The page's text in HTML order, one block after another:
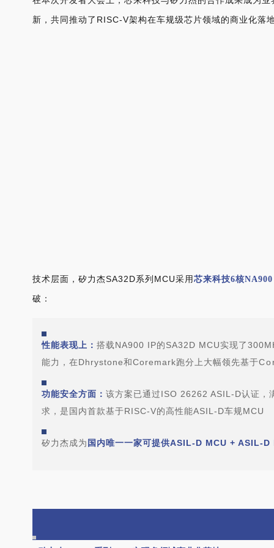
新，共同推动了 RISC-V架构在车规级芯片领域的商业化落
技术层面，矽力杰SA32D系列 MCU采用 芯来科技6核
破 ：
性能表现上： 搭载NA900 IP的SA32D MCU实现了
能力 ，在Dhrystone和Coremark跑分上大幅领先基于
功能安全方面： 该方案已通过ISO 26262 ASIL-D认证，
求 ，是国内首款基于RISC-V的高性能ASIL-D车规MCU
矽力杰成为 国内唯一一家可提供ASIL-D MCU + ASIL-D